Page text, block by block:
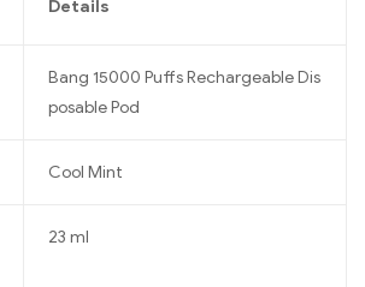
Details
Bang 15000 Puffs Rechargeable Dis
posable Pod
Cool Mint
23 ml